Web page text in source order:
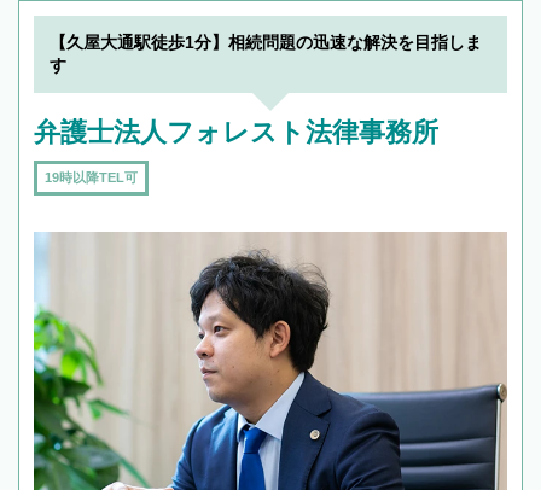
【久屋大通駅徒歩1分】相続問題の迅速な解決を目指しま
す
弁護士法人フォレスト法律事務所
19時以降TEL可